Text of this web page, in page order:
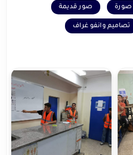
صورة صور قديمة
تصاميم وانفو غراف